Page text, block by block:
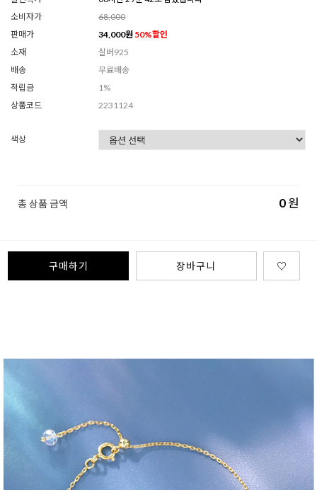
소비자가
68,000
판매가
34,000원 50%할인
소재
실버925
배송
무료배송
적립금
1%
상품코드
2231124
색상
총 상품 금액 0원
구매하기 장바구니 ♡